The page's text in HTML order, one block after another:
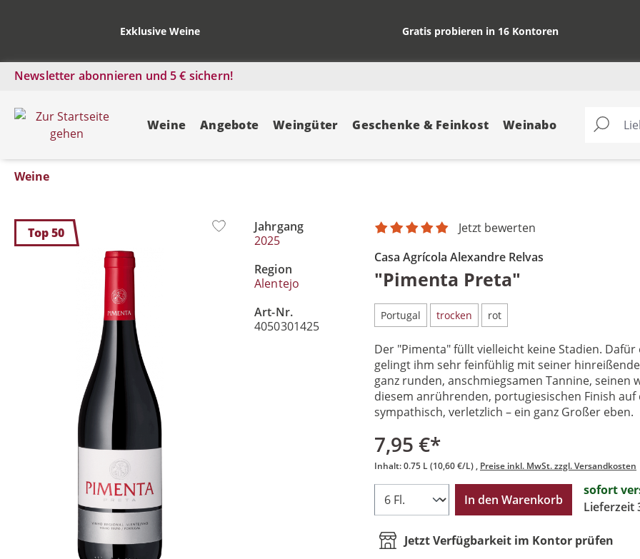
Exklusive Weine Gratis probieren in 16 Kontoren
Newsletter abonnieren und 5 € sichern!
Weine Angebote Weingüter Geschenke & Feinkost Weinabo
Weine
Top 50
Bildergalerie überspringen
Jahrgang
2025
Region
Alentejo
Art-Nr.
4050301425
Jetzt bewerten
Casa Agrícola Alexandre Relvas
"Pimenta Preta"
Portugal trocken rot
Der "Pimenta" füllt vielleicht keine Stadien.
gelingt ihm sehr feinfühlig mit seiner
ganz runden, anschmiegsamen Tannine,
diesem anrührenden, portugiesischen Finish
sympathisch, verletzlich – ein ganz Großer eben.
7,95 €*
Inhalt:0.75 L(10,60 €/L) Preise inkl. MwSt. zzgl. Versandkosten
In den Warenkorb
sofort
Lieferzeit
Jetzt Verfügbarkeit im Kontor prüfen